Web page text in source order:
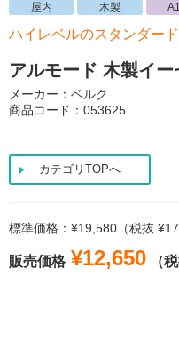
屋内
木製 A1
ハイレベルのスタンダー
アルモード 木製イ
メーカー：ベルク
商品コード：053625
カテゴリTOPへ
標準価格：¥19,580（税抜
販売価格 ¥12,650 （